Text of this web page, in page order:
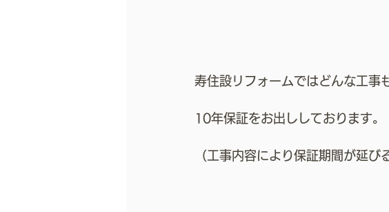
寿住設リフォームではどんな工事
10年保証をお出ししております。
（工事内容により保証期間が延び